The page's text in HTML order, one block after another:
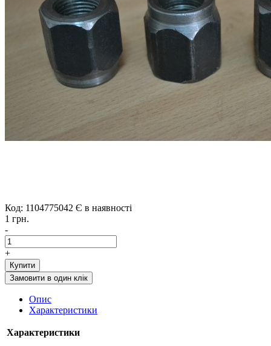
Код: 1104775042 Є в наявності
1 грн.
-
+
Купити
Замовити в один клік
Опис
Характеристики
Характеристики